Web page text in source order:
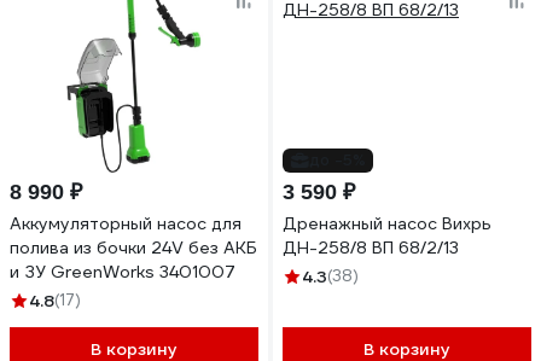
8 990 ₽
Аккумуляторный насос для
полива из бочки 24V без АКБ
и ЗУ GreenWorks 3401007
4.8(17)
В корзину
3 590 ₽
Дренажный насос Вихрь
ДН-258/8 ВП 68/2/13
4.3(38)
В корзину